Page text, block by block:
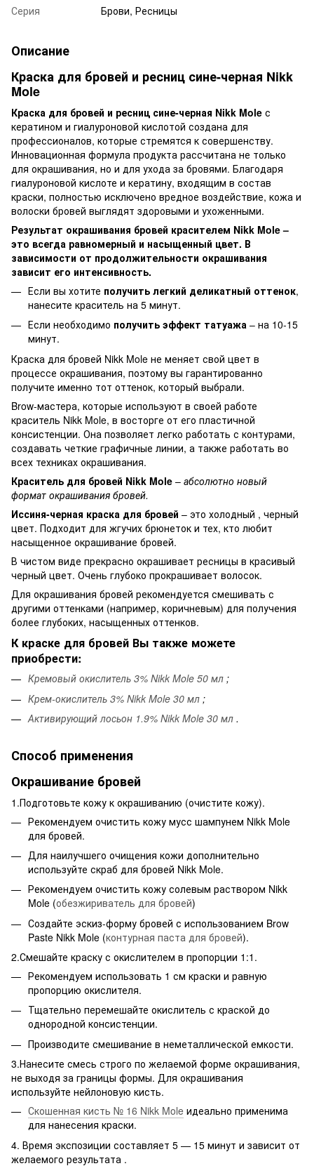
Серия
Брови, Ресницы
Описание
Краска для бровей и ресниц сине-черная Nikk
Mole
Краска для бровей и ресниц сине-черная Nikk Mole с
кератином и гиалуроновой кислотой создана для
профессионалов, которые стремятся к совершенству.
Инновационная формула продукта рассчитана не только
для окрашивания, но и для ухода за бровями. Благодаря
гиалуроновой кислоте и кератину, входящим в состав
краски, полностью исключено вредное воздействие, кожа и
волоски бровей выглядят здоровыми и ухоженными.
Результат окрашивания бровей красителем Nikk Mole –
это всегда равномерный и насыщенный цвет. В
зависимости от продолжительности окрашивания
зависит его интенсивность.
Если вы хотите получить легкий деликатный оттенок,
нанесите краситель на 5 минут.
Если необходимо получить эффект татуажа – на 10-15
минут.
Краска для бровей Nikk Mole не меняет свой цвет в
процессе окрашивания, поэтому вы гарантированно
получите именно тот оттенок, который выбрали.
Brow-мастера, которые используют в своей работе
краситель Nikk Mole, в восторге от его пластичной
консистенции. Она позволяет легко работать с контурами,
создавать четкие графичные линии, а также работать во
всех техниках окрашивания.
Краситель для бровей Nikk Mole – абсолютно новый
формат окрашивания бровей.
Иссиня-черная краска для бровей – это холодный , черный
цвет. Подходит для жгучих брюнеток и тех, кто любит
насыщенное окрашивание бровей.
В чистом виде прекрасно окрашивает ресницы в красивый
черный цвет. Очень глубоко прокрашивает волосок.
Для окрашивания бровей рекомендуется смешивать с
другими оттенками (например, коричневым) для получения
более глубоких, насыщенных оттенков.
К краске для бровей Вы также можете
приобрести:
Кремовый окислитель 3% Nikk Mole 50 мл ;
Крем-окислитель 3% Nikk Mole 30 мл ;
Активирующий лосьон 1.9% Nikk Mole 30 мл .
Способ применения
Окрашивание бровей
1.Подготовьте кожу к окрашиванию (очистите кожу).
Рекомендуем очистить кожу мусс шампунем Nikk Mole
для бровей.
Для наилучшего очищения кожи дополнительно
используйте скраб для бровей Nikk Mole.
Рекомендуем очистить кожу солевым раствором Nikk
Mole (обезжириватель для бровей)
Создайте эскиз-форму бровей с использованием Brow
Paste Nikk Mole (контурная паста для бровей).
2.Смешайте краску с окислителем в пропорции 1:1.
Рекомендуем использовать 1 см краски и равную
пропорцию окислителя.
Тщательно перемешайте окислитель с краской до
однородной консистенции.
Производите смешивание в неметаллической емкости.
3.Нанесите смесь строго по желаемой форме окрашивания,
не выходя за границы формы. Для окрашивания
используйте нейлоновую кисть.
Скошенная кисть № 16 Nikk Mole идеально применима
для нанесения краски.
4. Время экспозиции составляет 5 — 15 минут и зависит от
желаемого результата .